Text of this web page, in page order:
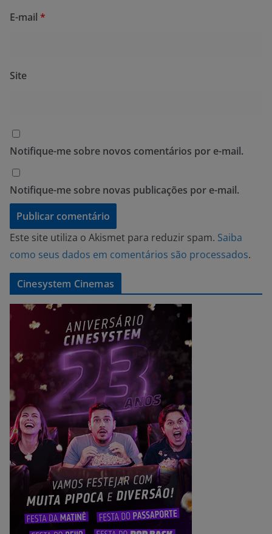
E-mail *
Site
Notifique-me sobre novos comentários por e-mail.
Notifique-me sobre novas publicações por e-mail.
Este site utiliza o Akismet para reduzir spam. Saiba
como seus dados em comentários são processados.
Cinesystem Cinemas